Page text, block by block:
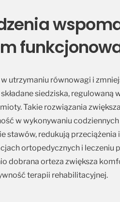
utrzymaniu równowagi i
siedziska, regulowaną
Takie rozwiązania
w wykonywaniu
stawów, redukują przeciążenia
ortopedycznych i leczeniu
dobrana orteza zwiększa
terapii rehabilitacyjnej.